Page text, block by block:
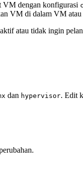
VM dengan konfigurasi
VM di dalam VM
atau tidak ingin
dan hypervisor. Edit